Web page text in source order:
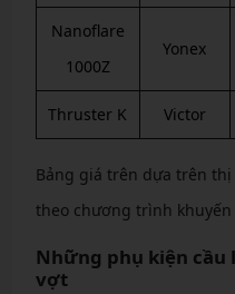
Nanoflare
1000Z
Yonex
Thruster K Victor
Bảng giá trên dựa trên
theo chương trình khuyến
Những phụ kiện cầu
vợt